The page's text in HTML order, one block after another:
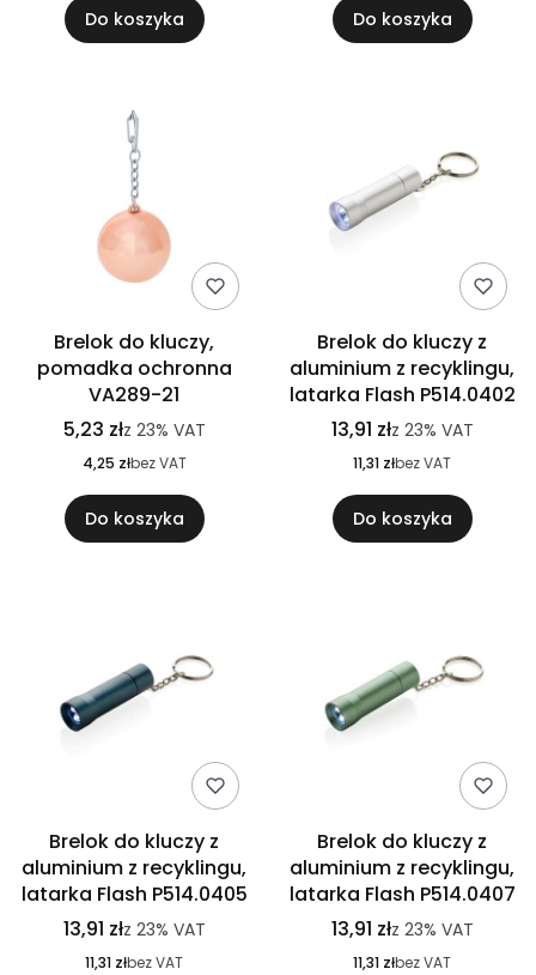
Do koszyka Do koszyka
Brelok do kluczy,
pomadka ochronna
VA289-21
5,23 złz 23% VAT
4,25 złbez VAT
Do koszyka
Brelok do kluczy z
aluminium z recyklingu,
latarka Flash P514.0402
13,91 złz 23% VAT
11,31 złbez VAT
Do koszyka
Brelok do kluczy z
aluminium z recyklingu,
latarka Flash P514.0405
13,91 złz 23% VAT
11,31 złbez VAT
Brelok do kluczy z
aluminium z recyklingu,
latarka Flash P514.0407
13,91 złz 23% VAT
11,31 złbez VAT